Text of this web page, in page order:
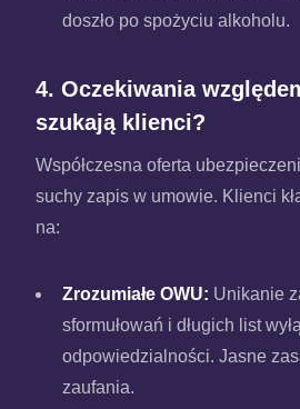
doszło po spożyciu alkoholu.
4. Oczekiwania
szukają klienci?
Współczesna oferta
suchy zapis w umowie. Klienci
na:
Zrozumiałe OWU: Unikanie
sformułowań i długich list
odpowiedzialności. Jasne
zaufania.